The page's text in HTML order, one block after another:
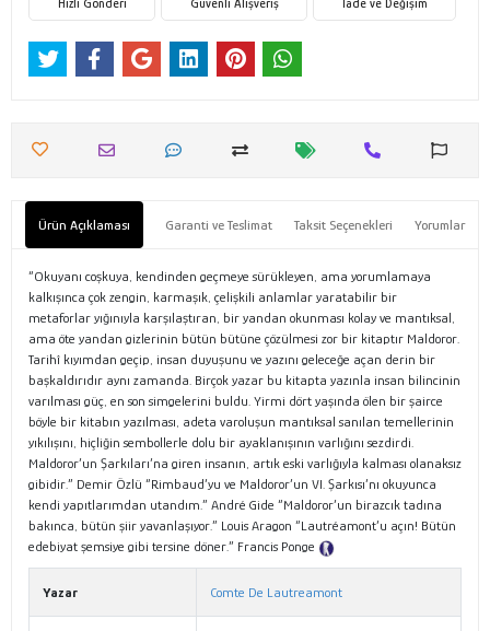
Ürün Açıklaması Garanti ve Teslimat Taksit Seçenekleri Yorumlar
“Okuyanı coşkuya, kendinden geçmeye sürükleyen, ama yorumlamaya
kalkışınca çok zengin, karmaşık, çelişkili anlamlar yaratabilir bir
metaforlar yığınıyla karşılaştıran, bir yandan okunması kolay ve mantıksal,
ama öte yandan gizlerinin bütün bütüne çözülmesi zor bir kitaptır Maldoror.
Tarihî kıyımdan geçip, insan duyuşunu ve yazını geleceğe açan derin bir
başkaldırıdır aynı zamanda. Birçok yazar bu kitapta yazınla insan bilincinin
varılması güç, en son simgelerini buldu. Yirmi dört yaşında ölen bir şairce
böyle bir kitabın yazılması, adeta varoluşun mantıksal sanılan temellerinin
yıkılışını, hiçliğin sembollerle dolu bir ayaklanışının varlığını sezdirdi.
Maldoror’un Şarkıları’na giren insanın, artık eski varlığıyla kalması olanaksız
gibidir.” Demir Özlü “Rimbaud’yu ve Maldoror’un VI. Şarkısı’nı okuyunca
kendi yapıtlarımdan utandım.” André Gide “Maldoror’un birazcık tadına
bakınca, bütün şiir yavanlaşıyor.” Louis Aragon “Lautréamont’u açın! Bütün
edebiyat şemsiye gibi tersine döner.” Francis Ponge
Yazar Comte De Lautreamont